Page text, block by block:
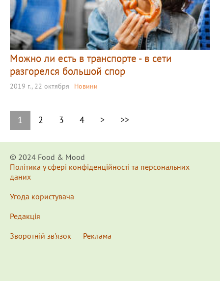
Можно ли есть в транспорте - в сети
разгорелся большой спор
2019 г., 22 октября Новини
1 2 3 4 > >>
© 2024 Food & Мood
Політика у сфері конфіденційності та персональних
даних
Угода користувача
Редакція
Зворотній зв'язок
Реклама